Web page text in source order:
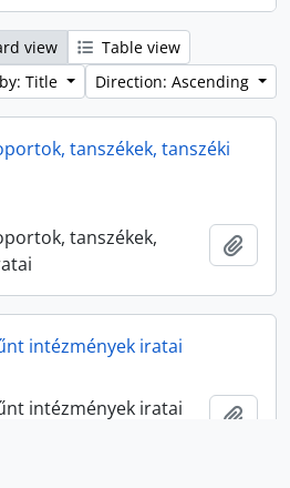
view
Table view
Title
Direction: Ascending
tanszékek, tanszéki
tanszékek,
intézmények iratai
intézmények iratai